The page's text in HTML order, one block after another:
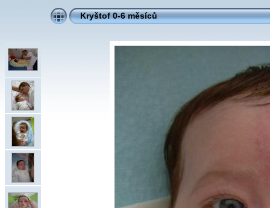
Kryštof 0-6 měsíců